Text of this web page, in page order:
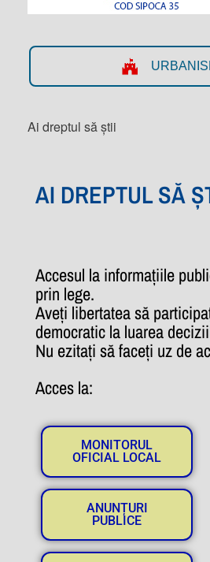
Ai dreptul să știi
AI DREPTUL SĂ
Accesul la informațiile
prin lege.
Aveți libertatea să
democratic la luarea
Nu ezitați să faceți uz de
Acces la:
MONITORUL
OFICIAL LOCAL
ANUNȚURI
PUBLICE